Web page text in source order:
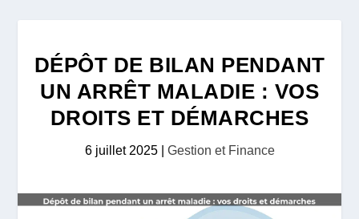
DÉPÔT DE BILAN PENDANT
UN ARRÊT MALADIE : VOS
DROITS ET DÉMARCHES
6 juillet 2025| Gestion et Finance